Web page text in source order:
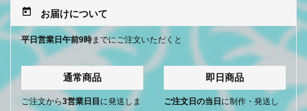
today お届けについて
平日営業日午前9時までにご注文いただくと
通常商品
ご注文から3営業日目 に発送しま
即日商品
ご注文日の当日 に制作・発送し